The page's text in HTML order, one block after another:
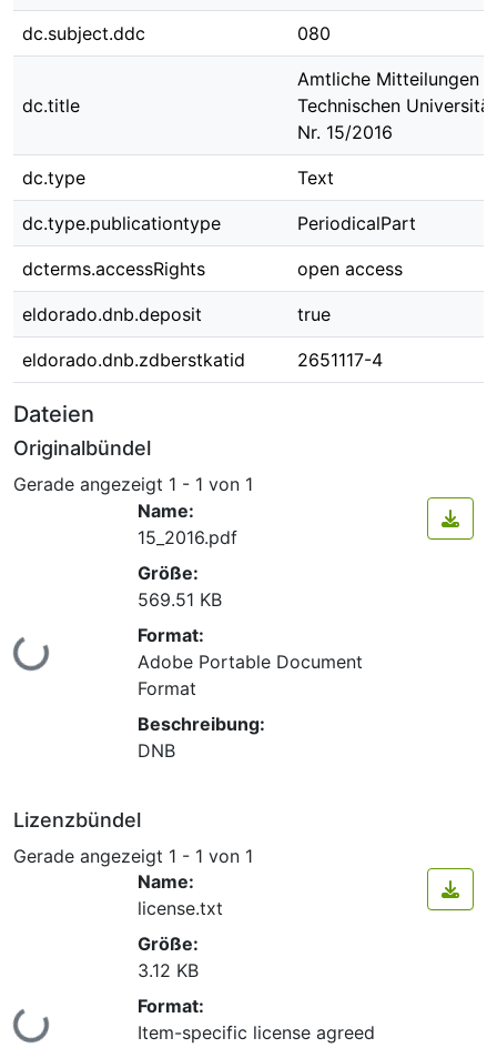
dc.subject.ddc 080
dc.title
Amtliche Mitteilungen
Technischen
Nr. 15/2016
dc.type Text
dc.type.publicationtype PeriodicalPart
dcterms.accessRights open access
eldorado.dnb.deposit true
eldorado.dnb.zdberstkatid 2651117-4
Dateien
Originalbündel
Gerade angezeigt 1 - 1 von 1
Lade...
Name:
15_2016.pdf
Größe:
569.51 KB
Format:
Adobe Portable Document
Format
Beschreibung:
DNB
Lizenzbündel
Gerade angezeigt 1 - 1 von 1
Lade...
Name:
license.txt
Größe:
3.12 KB
Format:
Item-specific license agreed